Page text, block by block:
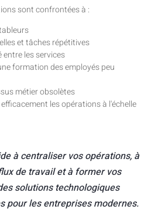
sont confrontées à :
et tâches répétitives
les services
formation des employés peu
métier obsolètes
les opérations à l'échelle
à centraliser vos opérations, à
de travail et à former vos
solutions technologiques
pour les entreprises modernes.